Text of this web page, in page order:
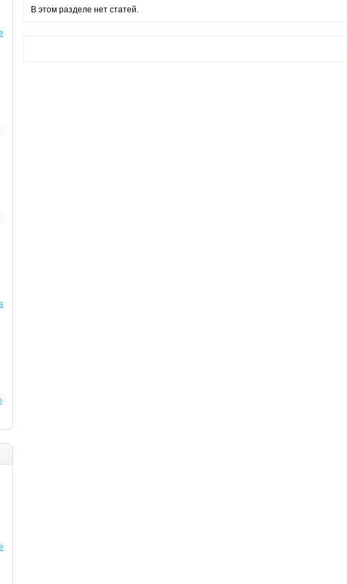
В этом разделе нет статей.